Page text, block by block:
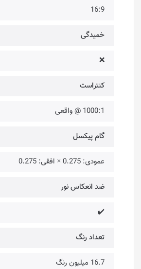
16:9
خمیدگی
❌
کنتراست
1000:1 @ واقعی
گام پیکسل
عمودی: 0.275 × افقی: 0.275
ضد انعکاس نور
✔️
تعداد رنگ
16.7 میلیون رنگ